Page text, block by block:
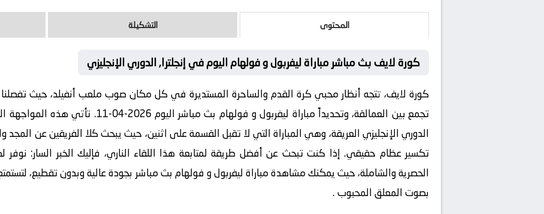
المحتوى التشكيلة
كورة لايف بث مباشر مباراة ليفربول و فولهام اليوم في إنجلترا, الدوري الإنجليزي
كورة لايف، تتجه أنظار محبي كرة القدم والساحرة المستديرة في كل مكان صوب ملعب أنفيلد، حيث
تجمع بين العمالقة، وتحديداً مباراة ليفربول و فولهام بث مباشر اليوم 2026-04-11. تأتي هذه المواجهة المرتقبة ضمن منافسات بطولة
الدوري الإنجليزيالعريقة، وهي المباراة التي لا تقبل القسمة على اثنين، حيث يبحث كلا الفريقين عن المجد
تكسير عظام حقيقي. إذا كنت تبحث عن أفضل طريقة لمتابعة هذا اللقاء الناري، فإليك الخبر السار: نوفر
الحصرية والشاملة، حيث يمكنكمشاهدة مباراة ليفربول و فولهام بث مباشر بجودة عالية وبدون تقطيع،
بصوت المعلق المحبوب .